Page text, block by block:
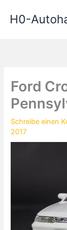
InhaltH0-
Ford
Schreibe einen
2017